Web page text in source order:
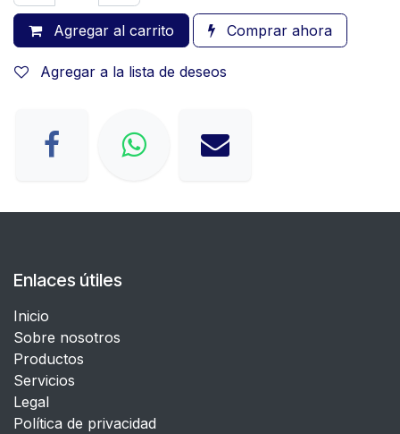
Agregar al carrito Comprar ahora
Agregar a la lista de deseos
Enlaces útiles
Inicio
Sobre nosotros
Productos
Servicios
Legal
​Política de privacidad